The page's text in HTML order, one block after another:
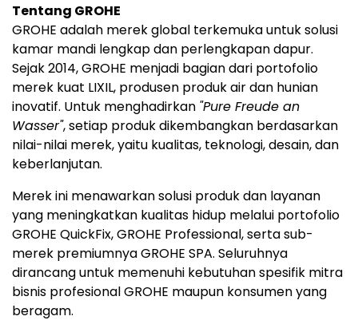
Tentang GROHE
GROHE adalah merek global terkemuka untuk solusi
kamar mandi lengkap dan perlengkapan dapur.
Sejak 2014, GROHE menjadi bagian dari portofolio
merek kuat LIXIL, produsen produk air dan hunian
inovatif. Untuk menghadirkan "Pure Freude an
Wasser", setiap produk dikembangkan berdasarkan
nilai-nilai merek, yaitu kualitas, teknologi, desain, dan
keberlanjutan.
Merek ini menawarkan solusi produk dan layanan
yang meningkatkan kualitas hidup melalui portofolio
GROHE QuickFix, GROHE Professional, serta sub-
merek premiumnya GROHE SPA. Seluruhnya
dirancang untuk memenuhi kebutuhan spesifik mitra
bisnis profesional GROHE maupun konsumen yang
beragam.